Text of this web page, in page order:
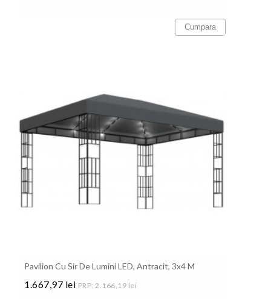
Cumpara
Pavilion Cu Sir De Lumini LED, Antracit, 3x4 M
1.667,97 lei PRP: 2.166,19 lei